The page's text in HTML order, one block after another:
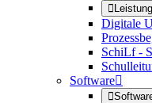

Digitale
SchiLf -
Software
